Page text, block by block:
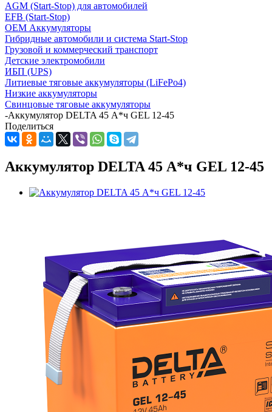
AGM (Start-Stop) для автомобилей
EFB (Start-Stop)
OEM Аккумуляторы
Гибридные автомобили и система Start-Stop
Грузовой и коммерческий транспорт
Детские электромобили
ИБП (UPS)
Литиевые тяговые аккумуляторы (LiFePo4)
Низкие аккумуляторы
Свинцовые тяговые аккумуляторы
-Аккумулятор DELTA 45 А*ч GEL 12-45
Поделиться
Аккумулятор DELTA 45 А*ч GEL 12-45